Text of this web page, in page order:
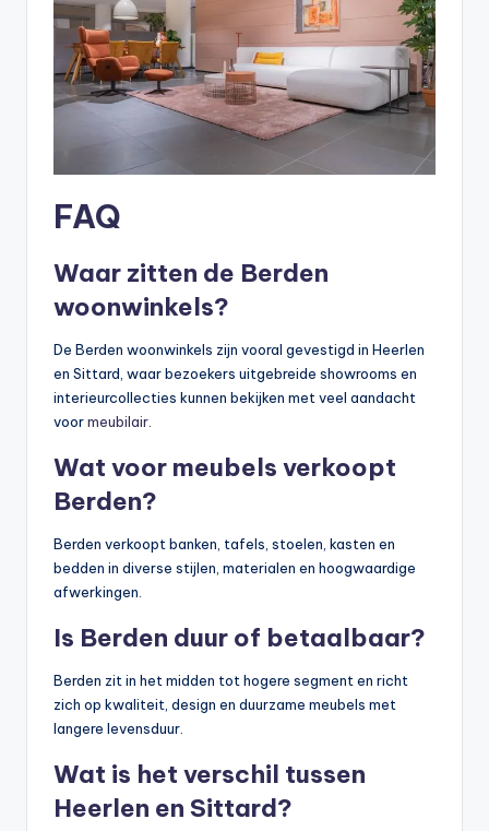
FAQ
Waar zitten de Berden
woonwinkels?
De Berden woonwinkels zijn vooral gevestigd in Heerlen
en Sittard, waar bezoekers uitgebreide showrooms en
interieurcollecties kunnen bekijken met veel aandacht
voormeubilair.
Wat voor meubels verkoopt
Berden?
Berden verkoopt banken, tafels, stoelen, kasten en
bedden in diverse stijlen, materialen en hoogwaardige
afwerkingen.
Is Berden duur of betaalbaar?
Berden zit in het midden tot hogere segment en richt
zich op kwaliteit, design en duurzame meubels met
langere levensduur.
Wat is het verschil tussen
Heerlen en Sittard?